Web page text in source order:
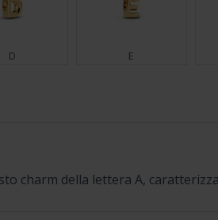
D E
charm della lettera A,